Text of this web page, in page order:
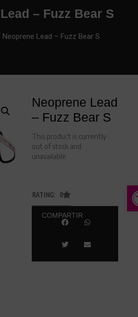
– Fuzz Bear S
Neoprene Lead – Fuzz Bear S
Neoprene Lead
– Fuzz Bear S
This product is currently
out of stock and
unavailable.
RATING: 0
COMPARTIR